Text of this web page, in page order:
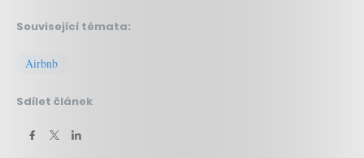
Související témata:
Airbnb
Sdílet článek